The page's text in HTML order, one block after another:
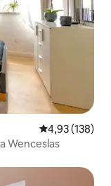
4,93 de uma
4,93 (138)
Wenceslas